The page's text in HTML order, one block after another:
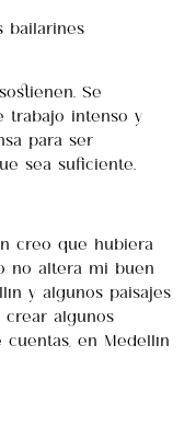
bailarines
Se
trabajo intenso y
para ser
sea suficiente.
creo que hubiera
no altera mi buen
y algunos paisajes
algunos
en Medellín